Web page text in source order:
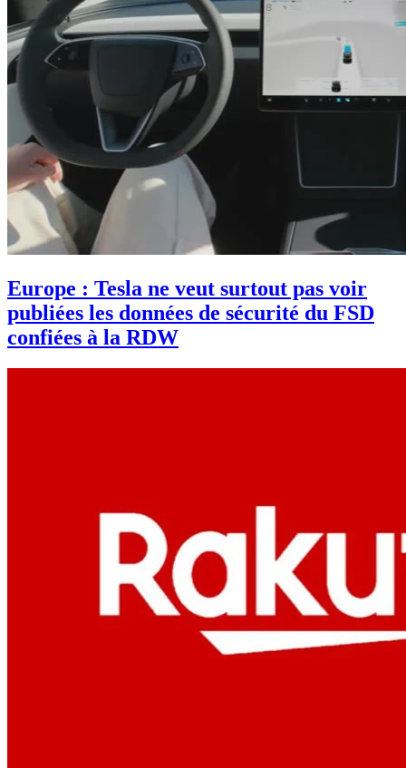
Europe : Tesla ne veut surtout pas voir
publiées les données de sécurité du FSD
confiées à la RDW